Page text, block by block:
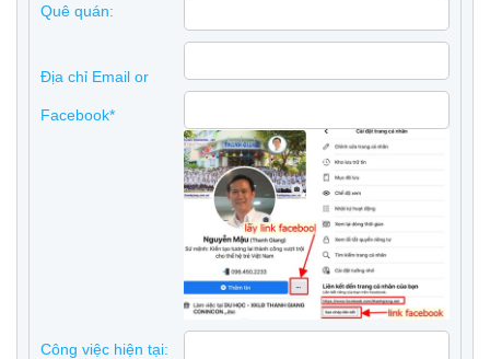
Quê quán:
Địa chỉ Email or
Facebook*
Công việc hiện tại: